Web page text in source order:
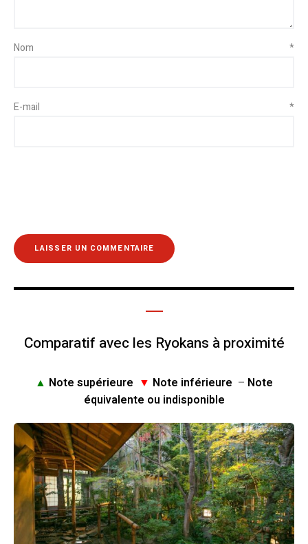
Nom *
E-mail *
Comparatif avec les Ryokans à proximité
▲ Note supérieure ▼ Note inférieure – Note
équivalente ou indisponible